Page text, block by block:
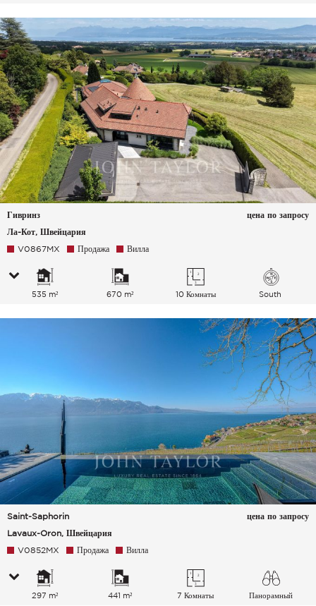
Гивринз
Ла-Кот, Швейцария
цена по запросу
V0867MX Продажа Вилла
535 m² 670 m² 10 Комнаты South
Saint-Saphorin
Lavaux-Oron, Швейцария
цена по запросу
V0852MX Продажа Вилла
297 m² 441 m² 7 Комнаты
Панорамный